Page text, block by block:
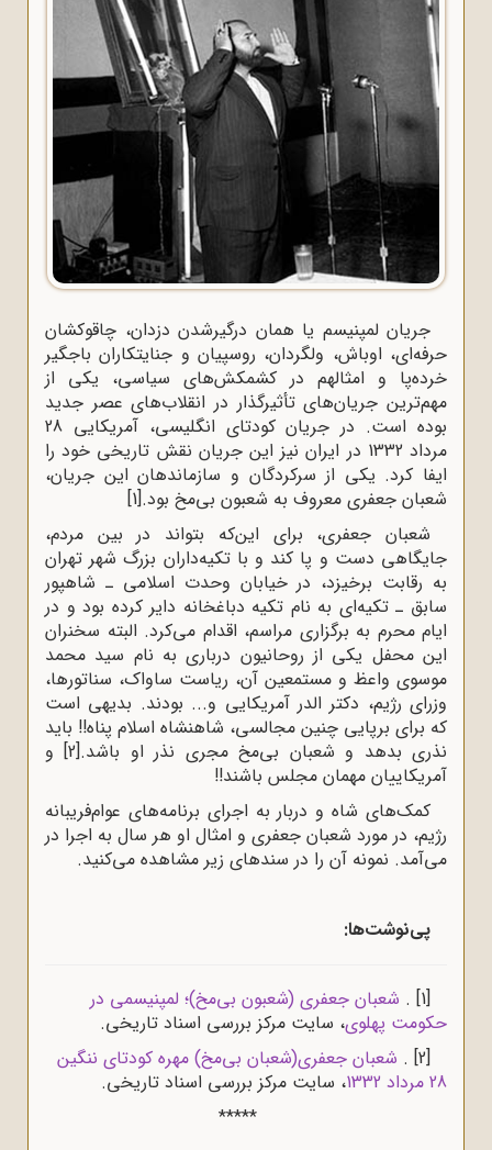
جریان لمپنیسم یا همان درگیرشدن دزدان، چاقوکشان
حرفه‌ای، اوباش، ولگردان، روسپیان و جنایتکاران باجگیر
خرده‌پا و امثالهم در کشمکش‌های سیاسی، یکی از
مهم‌ترین جریان‌های تأثیرگذار در انقلاب‌های عصر جدید
بوده است. در جریان کودتای انگلیسی، آمریکایی 28
مرداد 1332 در ایران نیز این جریان نقش تاریخی خود را
ایفا کرد. یکی از سرکردگان و سازماندهان این جریان،
شعبان جعفری معروف به شعبون بی‌مخ بود.[1]
شعبان جعفرى، براى این‌که بتواند در بین مردم،
جایگاهى دست و پا کند و با تکیه‌داران بزرگ شهر تهران
به رقابت برخیزد، در خیابان وحدت اسلامى ـ شاهپور
سابق ـ تکیه‌اى به نام تکیه دباغخانه دایر کرده بود و در
ایام محرم به برگزارى مراسم، اقدام مى‌کرد. البته سخنران
این محفل یکی از روحانیون درباری به نام سید محمد
موسوى واعظ و مستمعین آن، ریاست ساواک، سناتورها،
وزراى رژیم، دکتر الدر آمریکایى و... بودند. بدیهى است
که براى برپایى چنین مجالسى، شاهنشاه اسلام پناه!! باید
نذرى بدهد و شعبان بى‌مخ مجرى نذر او باشد.[2]
و
آمریکاییان مهمان مجلس باشند!!
کمک‌های شاه و دربار به اجرای برنامه‌های عوام‌فریبانه
رژیم، در مورد شعبان جعفری و امثال او هر سال به اجرا در
‌می‌آمد. نمونه آن را در سندهای زیر مشاهده می‌کنید.
پی‌نوشت‌ها:
[1]
. شعبان جعفری (شعبون بی‌مخ)؛ لمپنیسمی در
حکومت پهلوی، سایت مرکز بررسی اسناد تاریخی.
[2]
. شعبان جعفری(شعبان بى‌مخ) مهره کودتای ننگین
28 مرداد 1332
، سایت مرکز بررسی اسناد تاریخی.
*****